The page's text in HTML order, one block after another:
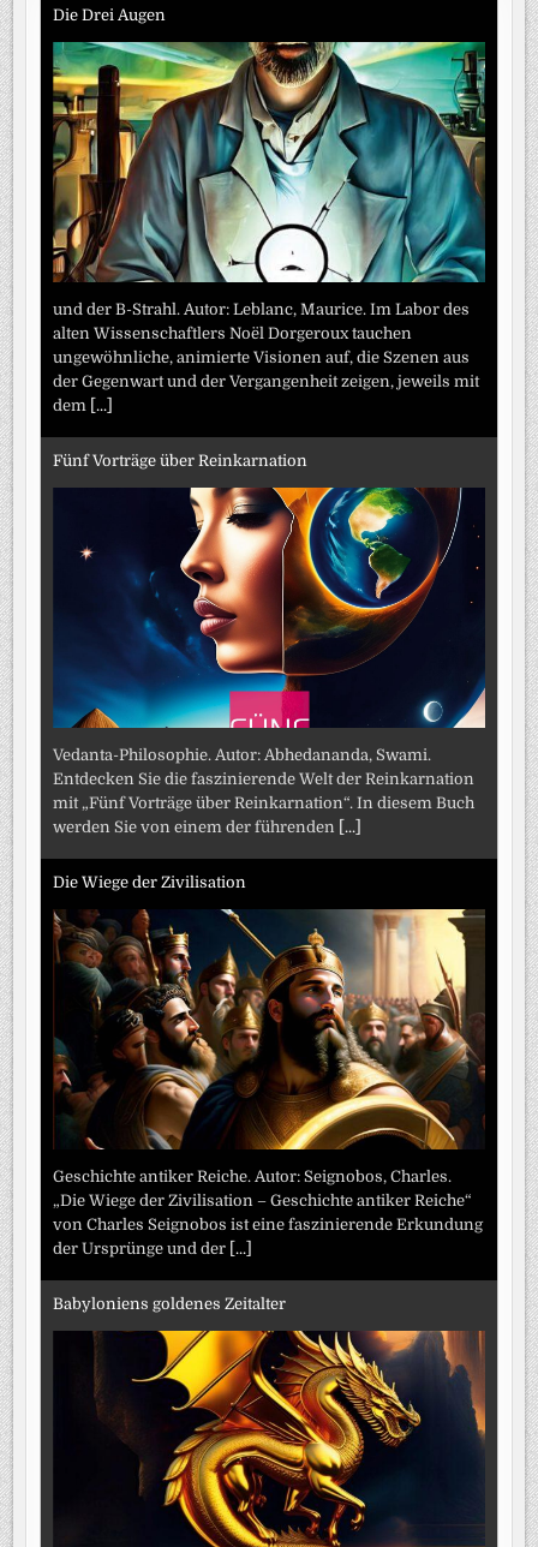
Die Drei Augen
und der B-Strahl. Autor: Leblanc, Maurice. Im Labor des
alten Wissenschaftlers Noël Dorgeroux tauchen
ungewöhnliche, animierte Visionen auf, die Szenen aus
der Gegenwart und der Vergangenheit zeigen, jeweils mit
dem
[...]
Fünf Vorträge über Reinkarnation
Vedanta-Philosophie. Autor: Abhedananda, Swami.
Entdecken Sie die faszinierende Welt der Reinkarnation
mit „Fünf Vorträge über Reinkarnation“. In diesem Buch
werden Sie von einem der führenden
[...]
Die Wiege der Zivilisation
Geschichte antiker Reiche. Autor: Seignobos, Charles.
„Die Wiege der Zivilisation – Geschichte antiker Reiche“
von Charles Seignobos ist eine faszinierende Erkundung
der Ursprünge und der [...]
Babyloniens goldenes Zeitalter